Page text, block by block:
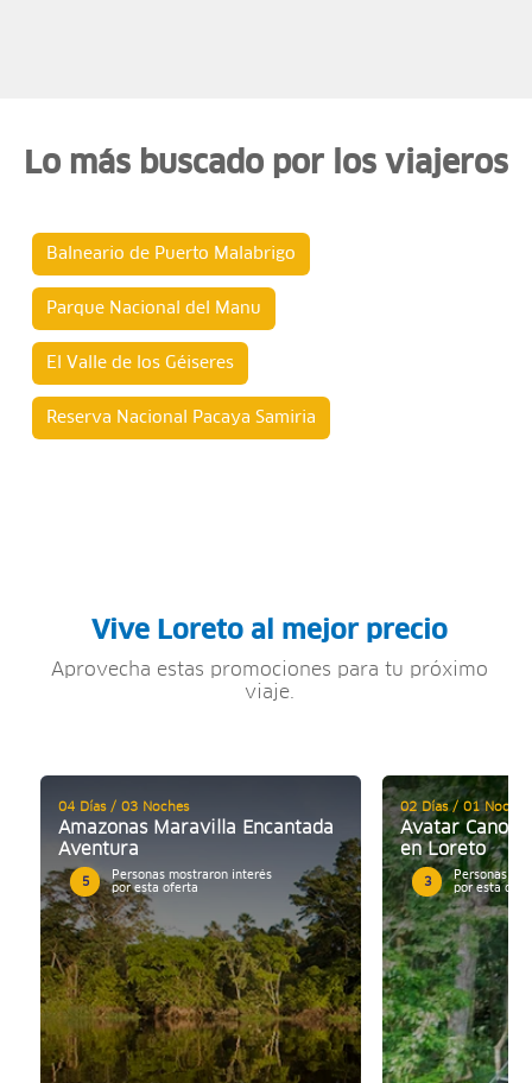
Lo más buscado por los viajeros
Balneario de Puerto Malabrigo
Parque Nacional del Manu
El Valle de los Géiseres
Reserva Nacional Pacaya Samiria
Vive Loreto al mejor precio
Aprovecha estas promociones para tu próximo
viaje.
04 Días / 03 Noches
Amazonas Maravilla Encantada
Aventura
5
Personas mostraron interés
por esta oferta
02 Días / 01 Noche
Avatar
en Loreto
3
Personas
por esta